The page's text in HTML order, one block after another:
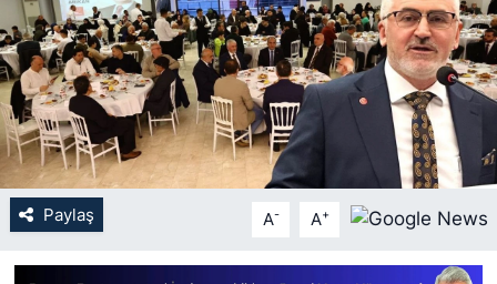
Paylaş A- A+
SAĞLIK
SARIYER HABERLERİ
SARIYER İMAR BARIŞI
SEKTÖR